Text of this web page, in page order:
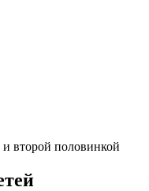
второй половинкой